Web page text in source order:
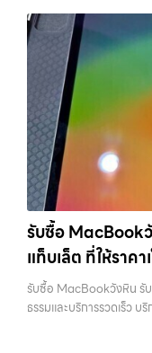
วังหินไม่ว่าคุณจะต้องการ
ซื้อแท็บเล็ต, หรือบริการอื่น
บริการครบวงจร บริการข
ต้องการขายอุปกรณ์ไอที
ทรัพย์สินที่มีมูลค่า คุณอาจ
มอบบริการประเมินสภาพเ
เน้น โปร่งใส มั่นใจได้ และ
ครอบคลุมทั้ง iPhone สา
ทุกแบรนด์ เรารับถึงแม้จะ
เพราะมูลค่าของเครื่องไม่
ชุด และความสะดวกในการ
ลาดพร้าว, รัชดา, บางรัก,
บางพลี, เกษตรนวมินทร์, เ
ว่า “รับซื้อมือถือใกล้ฉัน”, “
ราคา”, “รับซื้อแท็บเล็ต ก
ราคาสูง” — ที่นี่คือคำตอบ เ
ความสะดวกสบายที่เหนือก
พร้อมทีมงานที่พร้อมอำนว
อาชีพ และจ่ายเงินทันที ทั้
ง่ายขึ้น ดีกว่า รวดเร็วกว่า
การให้บริการ รับซื้อมือถือ
บางแค วัชรพล รามอินทร
ซื้อแมคบุค, รับซื้อโน๊ตบุ๊ค,
ไอที กรุงเทพฯ เราพร้อมใ
โทรศัพท์, รับซื้อแมคบุค, รั
กับสินค้าไอที กรุงเทพฯ…
อยากได้เงินด่วน? ติดต่อเร
เหนือระดับกับการ รับซื้อไ
“รับซื้อขายมือถือ.com” เว็
ถือ iPhone, Samsung,
ทันที ครอบคลุมพื้นที่ ลาดพ
รามอินทรา และเขตกรุงเท
แท็บเล็ต และอุปกรณ์ไอที
ใช้แล้วอาจกลายเป็นของที่ไ
เป็นทางเลือกให้คุณสามาร
ทันที ด้วยบริการ รับซื้อไ
รับซื้อโน๊ตบุ๊ค, รับซื้อแท็บเล็
วงจร ไม่ว่าคุณจะอยู่โซนเ
รับซื้อ MacBook
แท็บเล็ต ที่ให้ราคา
บริการครอบคลุม
รับซื้อ MacBookวังหิน รั
ธรรมและบริการรวดเร็ว